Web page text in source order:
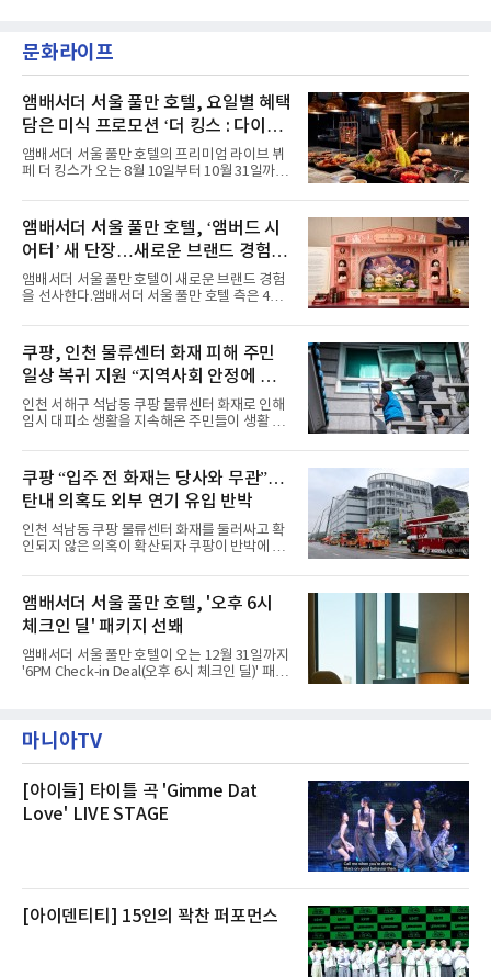
했다. “내 티, 5 bucks 바지는, 만원” 등 멤버들
의 라이프 스타일
MBC '쇼! 음악중심', SBS '인기가요' 등 주요 음
악방송 무대에 올라 화려한 퍼포먼스를 펼쳤다.
력을 앞세워 매 무대 색다른 볼거리를 선사했다.
특히 화사한 파스텔 톤의 비치웨어부터 청량한
마린룩, 햇살 아래 반짝이는 물결을 연상시키는
스커트, 강렬한 붉은 계열의 스타일링까지 각기
다른 매력을 선보였다. 브브걸은 다채로운 여름
패션을 완벽하게 소화하며 보
문화라이프
앰배서더 서울 풀만 호텔, 요일별 혜택
담은 미식 프로모션 ‘더 킹스 : 다이닝
프리빌리지즈’ 선봬
앰배서더 서울 풀만 호텔의 프리미엄 라이브 뷔
페 더 킹스가 오는 8월 10일부터 10월 31일까지
즈’를 선보인다.앰배서더 서울 풀만 호텔 측은
“요일마다 다른 즐거움과 한층 깊어진 미식의 여
유를 경험할 수 있도록 기획했다”고 밝혔다.먼저
월요일과 화요일에는 한 주의 문을 여는 여유로
운 식사를 테마로 다양한 혜택이 마련된다. 런치
이용 시 성인 5인 이상 사전 예약 고객에게 성인
1인 무료 혜택을 제공하며, 디너 이용 시에는 성
유료 회원 고객을 대상으로 5% 추가 할인 또는
바우처 1매 추가
앰배서더 서울 풀만 호텔, ‘앰버드 시
어터’ 새 단장…새로운 브랜드 경험 선
사
앰배서더 서울 풀만 호텔이 새로운 브랜드 경험
을 선사한다.앰배서더 서울 풀만 호텔 측은 4일
이야기를 담은 인형 극장 콘셉트의 공간 ‘앰버드
시어터(Ambird Theater)’를 새롭게 선보인
다”고 밝혔다.앰배서더 서울 풀만 호텔은 로비
한편에 마련된 앰버드 존을 통해 앰버드의 세계
관을 소개해왔다. 앰버드 존은 앰버드가 우주여
행 중 수집한 다양한 굿즈를 전시한 '앰버드 플래
닛(Ambird Planet)과 계절별 플라워 연출로 사
라 극장을 모티브로 한 데코레이션으로 구성됐
다. 무대 공간 및 티켓 박스
쿠팡, 인천 물류센터 화재 피해 주민
일상 복귀 지원 “지역사회 안정에 총
력”
인천 서해구 석남동 쿠팡 물류센터 화재로 인해
임시 대피소 생활을 지속해온 주민들이 생활 터
필먼트서비스(CFS)가 지난 28일부터 화재 피해
주민을 대상으로 전문 출장 청소서비스 지원에
나섬으로써 본격적인 지역사회 복구 작업이 시
작된 것이다.대피소 주민 중심 청소 접수, 첫날
부터 2가구 지원 완료CFS는 신현초등학교, 신
현북초등학교, 신현여자중학교 등 인천 서해구
관내 임시 대피소 3곳에서 체류해온 화재 피해
민들의 호응 속에 CFS는 즉시 행동에 나섰다. 지
난 28일 오후 전문 청소업체와
쿠팡 “입주 전 화재는 당사와 무관”…
탄내 의혹도 외부 연기 유입 반박
인천 석남동 쿠팡 물류센터 화재를 둘러싸고 확
인되지 않은 의혹이 확산되자 쿠팡이 반박에 나
에 대해서는 외부 화재 연기 유입이라고 설명했
고, 2023년 같은 물류센터에서 발생한 화재에
대해서도 쿠팡 입주 전 공사 과정에서 벌어진 일
이라며 선을 그었다.쿠팡은 21일 인천 물류센터
내부에서 불이 타는 냄새가 났다는 의혹과 관련
해 “사실무근”이라는 입장을 밝혔다.회사 측은
“인근에서 지난 15일 다른 회사에서 발생한 대
것으로 확인됐다”고 설명했다.이어 “정확한 화
재 원인은 추후 조사될
앰배서더 서울 풀만 호텔, '오후 6시
체크인 딜' 패키지 선봬
앰배서더 서울 풀만 호텔이 오는 12월 31일까지
'6PM Check-in Deal(오후 6시 체크인 딜)' 패키
텔 측은 “퇴근 후 또는 주말 도심 속에서 짧지만
온전한 휴식을 원하는 고객들에게 특별한 경험
제큐티브 두 가지 타입으로 구성된다. 디럭스 패
키지는 객실 1박(룸 온리)으로 심플한 호캉스를
즐길 수 있으며, 이그제큐티브 패키지는 객실 1
마니아TV
[아이들] 타이틀 곡 'Gimme Dat
Love' LIVE STAGE
[아이덴티티] 15인의 꽉찬 퍼포먼스